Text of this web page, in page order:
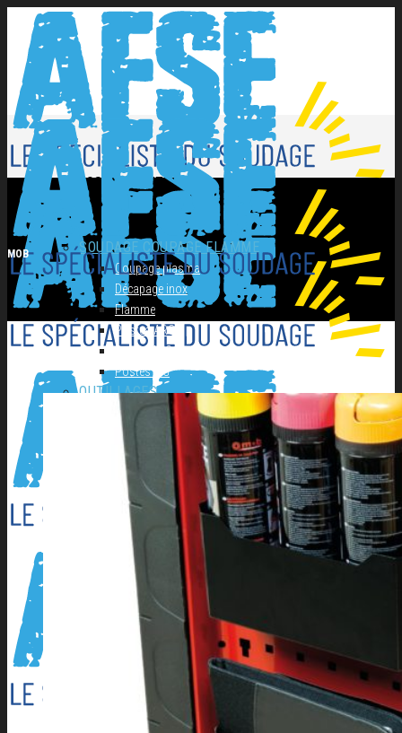
NOS PRODUITS
SOUDAGE COUPAGE FLAMME
Coupage plasma
Décapage inox
Flamme
Postes ARC
Postes MIG
Postes TIG
OUTILLAGES
Outillage électroportatif
Outillage à main
Outillage Pneumatique
CONSOMMABLES
Abrasifs
Cartouche Silicone
Flamme
Lames de scies à ruban
Perçage/Vissage
Torches et accessoires ARC
Torches et accessoires MIG
Torches et accessoires TIG
PRODUITS D’APPORT
Métaux d’apport ARC
Métaux d’apport MIG
Métaux d’apport TIG
MOB